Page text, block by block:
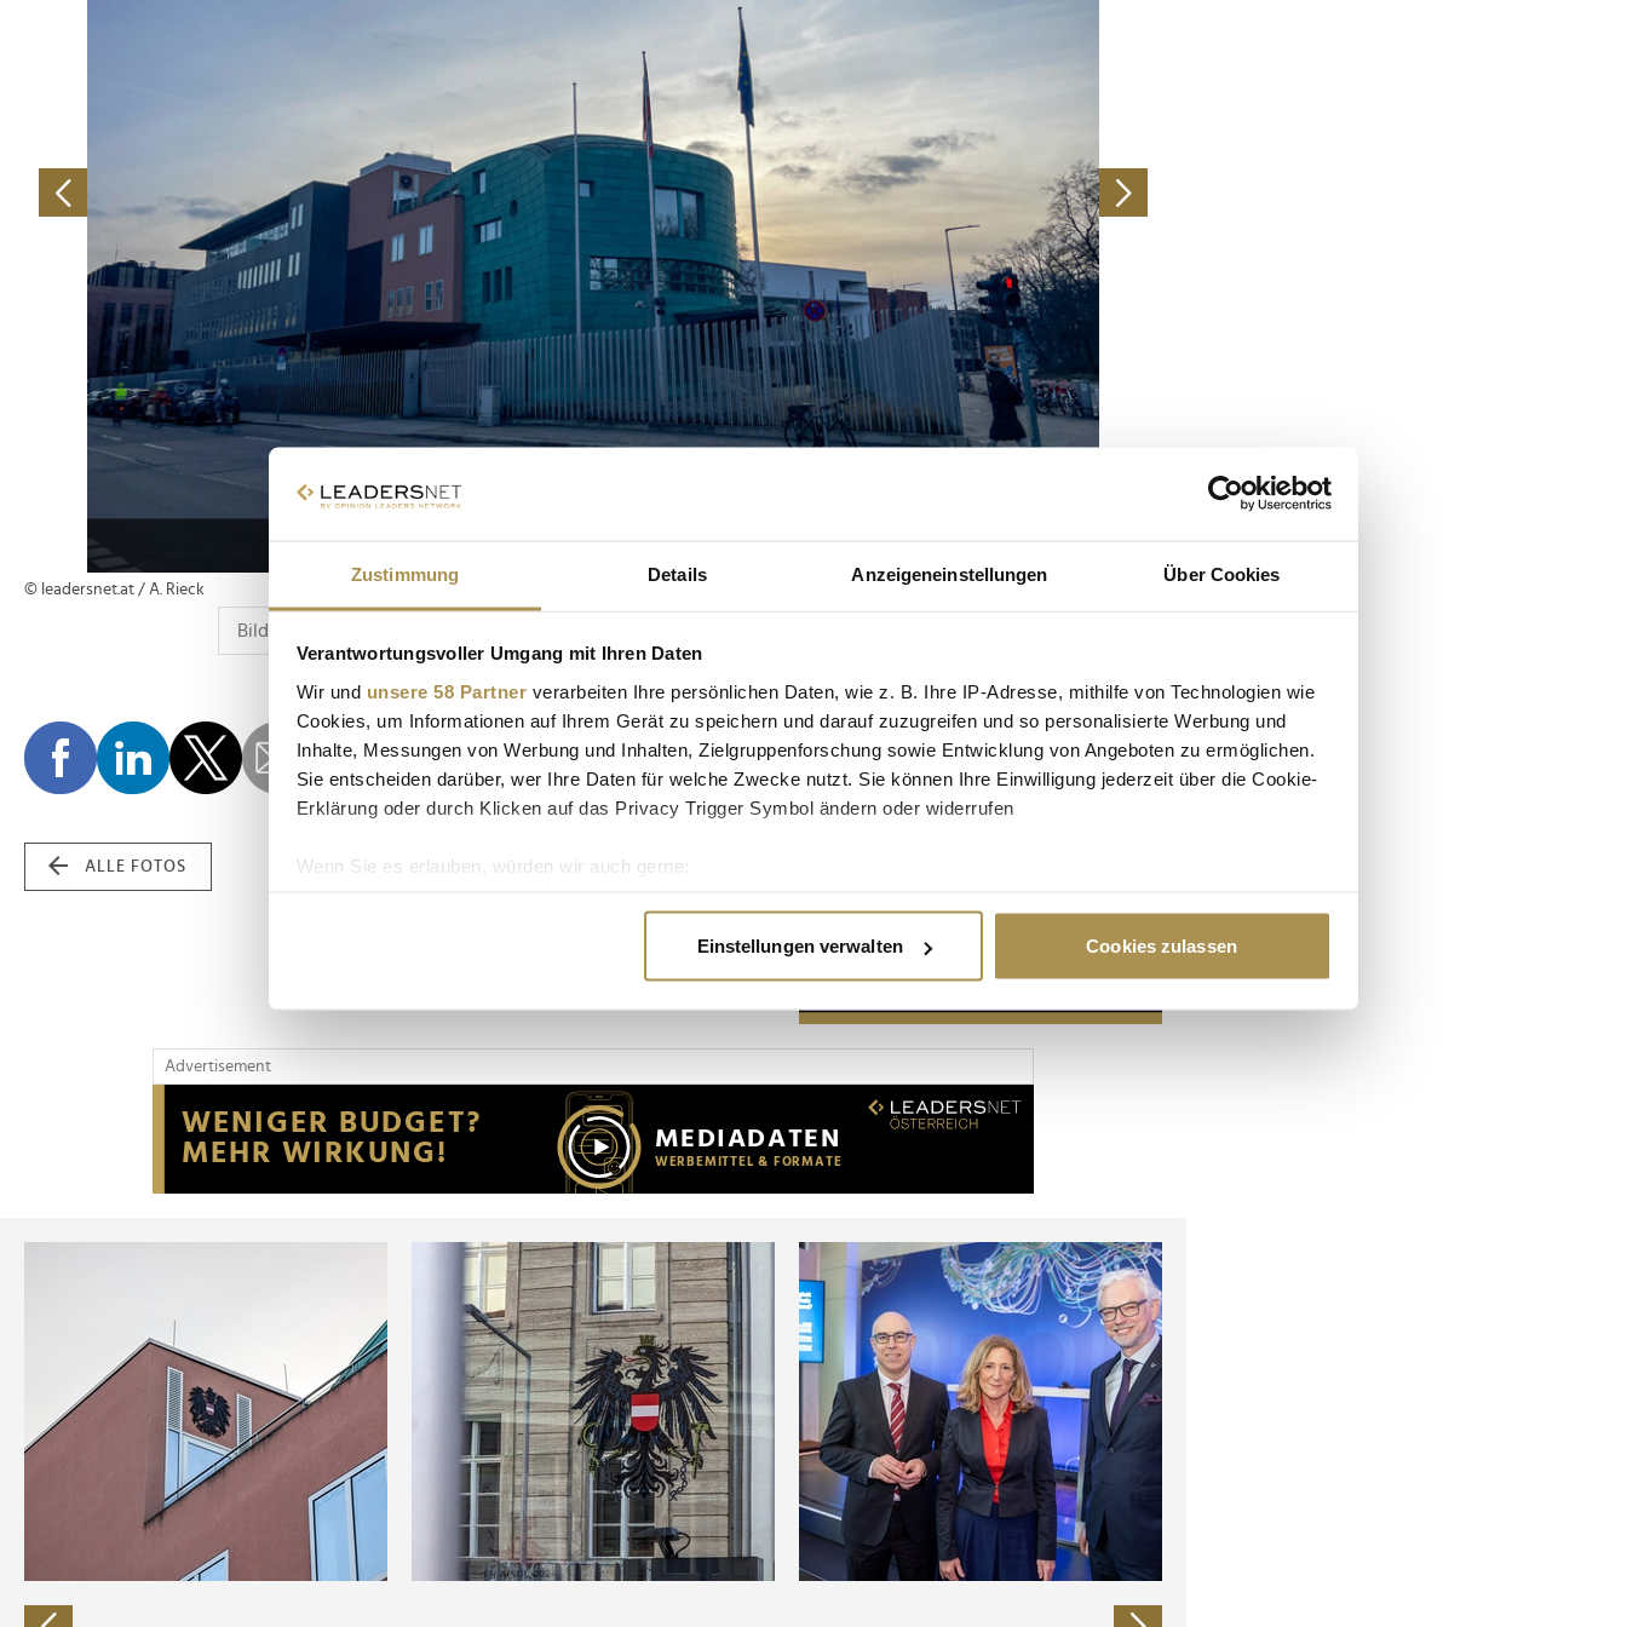
Zustimmung Details Anzeigeneinstellungen Über Cookies
Verantwortungsvoller Umgang mit Ihren Daten
Wir und unsere 58 Partner verarbeiten Ihre persönlichen Daten, wie z. B. Ihre IP-Adresse, mithilfe von Technologien wie
Cookies, um Informationen auf Ihrem Gerät zu speichern und darauf zuzugreifen und so personalisierte Werbung und
Inhalte, Messungen von Werbung und Inhalten, Zielgruppenforschung sowie Entwicklung von Angeboten zu ermöglichen.
Sie entscheiden darüber, wer Ihre Daten für welche Zwecke nutzt. Sie können Ihre Einwilligung jederzeit über die Cookie-
Erklärung oder durch Klicken auf das Privacy Trigger Symbol ändern oder widerrufen
Wenn Sie es erlauben, würden wir auch gerne:
Erfahren Sie mehr darüber, wie Ihre persönlichen Daten verarbeitet werden, und legen Sie Ihre Präferenzen im
Wir verwenden Cookies, um Inhalte und Anzeigen zu personalisieren, Funktionen für soziale Medien anbieten zu können
Website an unsere Partner für soziale Medien, Werbung und Analysen weiter. Unsere Partner führen diese Informationen
möglicherweise mit weiteren Daten zusammen, die Sie ihnen bereitgestellt haben oder die sie im Rahmen Ihrer Nutzung
der Dienste gesammelt haben.
Einstellungen verwalten Cookies zulassen
© leadersnet.at / A. Rieck
ALLE FOTOS
Advertisement
Advertisement